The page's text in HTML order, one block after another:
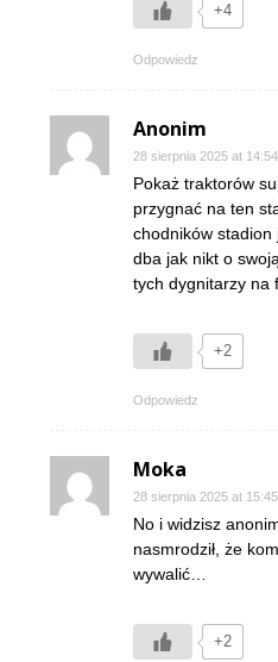
+4
Odpowiedz
Anonim
28 sierpnia 2025 at 14:54
Pokaż traktorów
przygnać na ten
chodników stadion
dba jak nikt o
tych dygnitarzy na
+2
Odpowiedz
Moka
28 sierpnia 2025 at 15:45
No i widzisz
nasmrodził, że
wywalić…
+2